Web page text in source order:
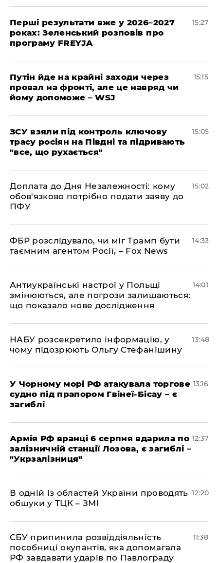
Перші результати вже у 2026–2027
роках: Зеленський розповів про
програму FREYJA
15:27
Путін йде на крайні заходи через
провал на фронті, але це навряд чи
йому допоможе – WSJ
15:15
ЗСУ взяли під контроль ключову
трасу росіян на Півдні та підривають
"все, що рухається"
15:05
Доплата до Дня Незалежності: кому
обов'язково потрібно подати заяву до
ПФУ
15:02
ФБР розслідувало, чи міг Трамп бути
таємним агентом Росії, – Fox News
14:33
Антиукраїнські настрої у Польщі
змінюються, але погрози залишаються:
що показало нове дослідження
14:01
НАБУ розсекретило інформацію, у
чому підозрюють Ольгу Стефанішину
13:48
У Чорному морі РФ атакувала торгове
судно під прапором Гвінеї-Бісау – є
загиблі
13:16
Армія РФ вранці 6 серпня вдарила по
залізничній станції Лозова, є загиблі –
"Укрзалізниця"
12:37
В одній із областей України проводять
обшуки у ТЦК – ЗМІ
12:20
СБУ припинила розвіддіяльність
пособниці окупантів, яка допомагала
РФ завдавати ударів по Павлограду
11:38